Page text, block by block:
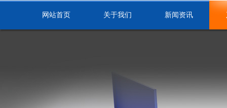
网站首页 关于我们 新闻资讯